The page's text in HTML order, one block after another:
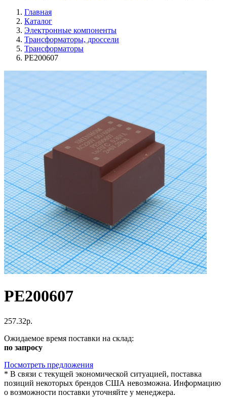
Главная
Каталог
Электронные компоненты
Трансформаторы, дроссели
Трансформаторы
PE200607
PE200607
257.32р.
Ожидаемое время поставки на склад:
по запросу
Посмотреть предложения
* В связи с текущей экономической ситуацией, поставка
позиций некоторых брендов США невозможна. Информацию
о возможности поставки уточняйте у менеджера.